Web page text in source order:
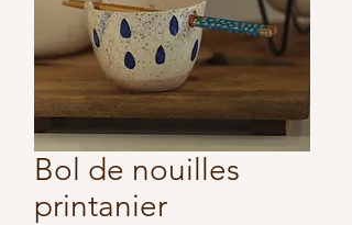
Bol de nouilles
printanier